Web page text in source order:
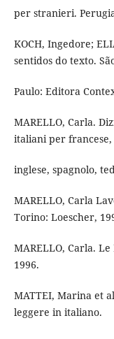
per stranieri.
KOCH, Ingedore;
sentidos do texto.
Paulo: Editora
MARELLO, Carla.
italiani per francese,
inglese, spagnolo,
MARELLO, Carla
Torino: Loescher,
MARELLO, Carla.
1996.
MATTEI, Marina et
leggere in italiano.